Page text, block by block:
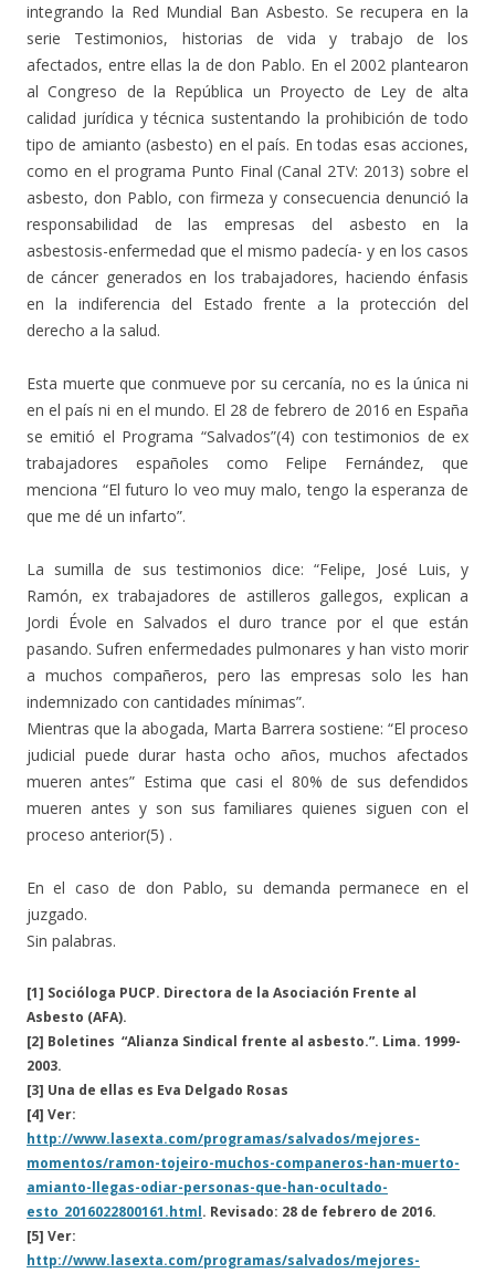
integrando la Red Mundial Ban Asbesto. Se recupera en la
serie Testimonios, historias de vida y trabajo de los
afectados, entre ellas la de don Pablo. En el 2002 plantearon
al Congreso de la República un Proyecto de Ley de alta
calidad jurídica y técnica sustentando la prohibición de todo
tipo de amianto (asbesto) en el país. En todas esas acciones,
como en el programa Punto Final (Canal 2TV: 2013) sobre el
asbesto, don Pablo, con firmeza y consecuencia denunció la
responsabilidad de las empresas del asbesto en la
asbestosis-enfermedad que el mismo padecía- y en los casos
de cáncer generados en los trabajadores, haciendo énfasis
en la indiferencia del Estado frente a la protección del
derecho a la salud.
Esta muerte que conmueve por su cercanía, no es la única ni
en el país ni en el mundo. El 28 de febrero de 2016 en España
se emitió el Programa “Salvados”(4) con testimonios de ex
trabajadores españoles como Felipe Fernández, que
menciona “El futuro lo veo muy malo, tengo la esperanza de
que me dé un infarto”.
La sumilla de sus testimonios dice: “Felipe, José Luis, y
Ramón, ex trabajadores de astilleros gallegos, explican a
Jordi Évole en Salvados el duro trance por el que están
pasando. Sufren enfermedades pulmonares y han visto morir
a muchos compañeros, pero las empresas solo les han
indemnizado con cantidades mínimas”.
Mientras que la abogada, Marta Barrera sostiene: “El proceso
judicial puede durar hasta ocho años, muchos afectados
mueren antes” Estima que casi el 80% de sus defendidos
mueren antes y son sus familiares quienes siguen con el
proceso anterior(5) .
En el caso de don Pablo, su demanda permanece en el
juzgado.
Sin palabras.
[1] Socióloga PUCP. Directora de la Asociación Frente al
Asbesto (AFA).
[2] Boletines “Alianza Sindical frente al asbesto.”. Lima. 1999-
2003.
[3] Una de ellas es Eva Delgado Rosas
[4] Ver:
http://www.lasexta.com/programas/salvados/mejores-
momentos/ramon-tojeiro-muchos-companeros-han-muerto-
amianto-llegas-odiar-personas-que-han-ocultado-
esto_2016022800161.html. Revisado: 28 de febrero de 2016.
[5] Ver:
http://www.lasexta.com/programas/salvados/mejores-